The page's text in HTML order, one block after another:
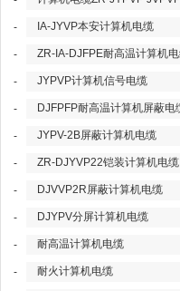
- IA-JYVP本安计算机电缆
- ZR-IA-DJFPE耐高温计算机
- JYPVP计算机信号电缆
- DJFPFP耐高温计算机屏蔽电
- JYPV-2B屏蔽计算机电缆
- ZR-DJYVP22铠装计算机电缆
- DJVVP2R屏蔽计算机电缆
- DJYPV分屏计算机电缆
- 耐高温计算机电缆
- 耐火计算机电缆